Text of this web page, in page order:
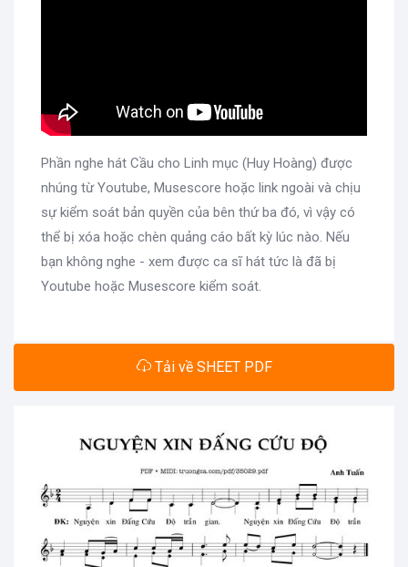
Phần nghe hát Cầu cho Linh mục (Huy Hoàng) được
nhúng từ Youtube, Musescore hoặc link ngoài và chịu
sự kiểm soát bản quyền của bên thứ ba đó, vì vậy có
thể bị xóa hoặc chèn quảng cáo bất kỳ lúc nào. Nếu
bạn không nghe - xem được ca sĩ hát tức là đã bị
Youtube hoặc Musescore kiểm soát.
Tải về SHEET PDF